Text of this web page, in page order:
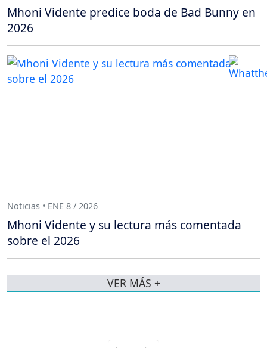
Mhoni Vidente predice boda de Bad Bunny en
2026
Noticias • ENE 8 / 2026
Mhoni Vidente y su lectura más comentada
sobre el 2026
VER MÁS +